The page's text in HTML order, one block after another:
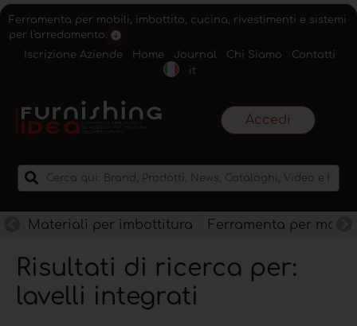
Ferramenta per mobili, imbottito, cucina, rivestimenti e sistemi
per l'arredamento.
Iscrizione Aziende
Home Journal Chi Siamo
Contatti
it
Accedi
Materiali per imbottitura Ferramenta per mobili
Risultati di ricerca per:
lavelli integrati